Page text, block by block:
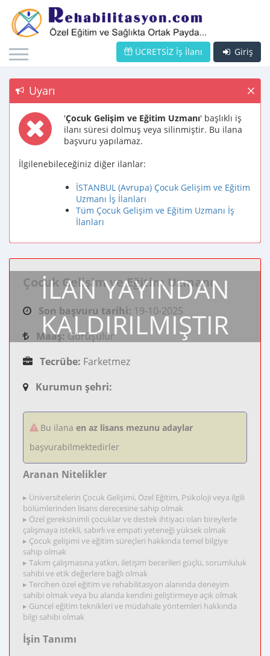
Giriş
ÜCRETSİZ İş İlanı
Uyarı
'Çocuk Gelişim ve Eğitim Uzmanı' başlıklı iş
ilanı süresi dolmuş veya silinmiştir. Bu ilana
başvuru yapılamaz.
İlgilenebileceğiniz diğer ilanlar:
İSTANBUL (Avrupa) Çocuk Gelişim ve Eğitim
Uzmanı İş İlanları
Tüm Çocuk Gelişim ve Eğitim Uzmanı İş
İlanları
İLAN YAYINDAN
KALDIRILMIŞTIR
Çocuk Gelişim ve Eğitim Uzmanı
Son başvuru tarihi: 19-10-2025
Maaş: Görüşülür
Tecrübe: Farketmez
Kurumun şehri:
Bu ilana en az lisans mezunu adaylar
başvurabilmektedirler
Aranan Nitelikler
▸ Üniversitelerin Çocuk Gelişimi, Özel Eğitim, Psikoloji veya ilgili
bölümlerinden lisans derecesine sahip olmak
▸ Özel gereksinimli çocuklar ve destek ihtiyacı olan bireylerle
çalışmaya istekli, sabırlı ve empati yeteneği yüksek olmak
▸ Çocuk gelişimi ve eğitim süreçleri hakkında temel bilgiye
sahip olmak
▸ Takım çalışmasına yatkın, iletişim becerileri güçlü, sorumluluk
sahibi ve etik değerlere bağlı olmak
▸ Tercihen özel eğitim ve rehabilitasyon alanında deneyim
sahibi olmak veya bu alanda kendini geliştirmeye açık olmak
▸ Güncel eğitim teknikleri ve müdahale yöntemleri hakkında
bilgi sahibi olmak
İşin Tanımı